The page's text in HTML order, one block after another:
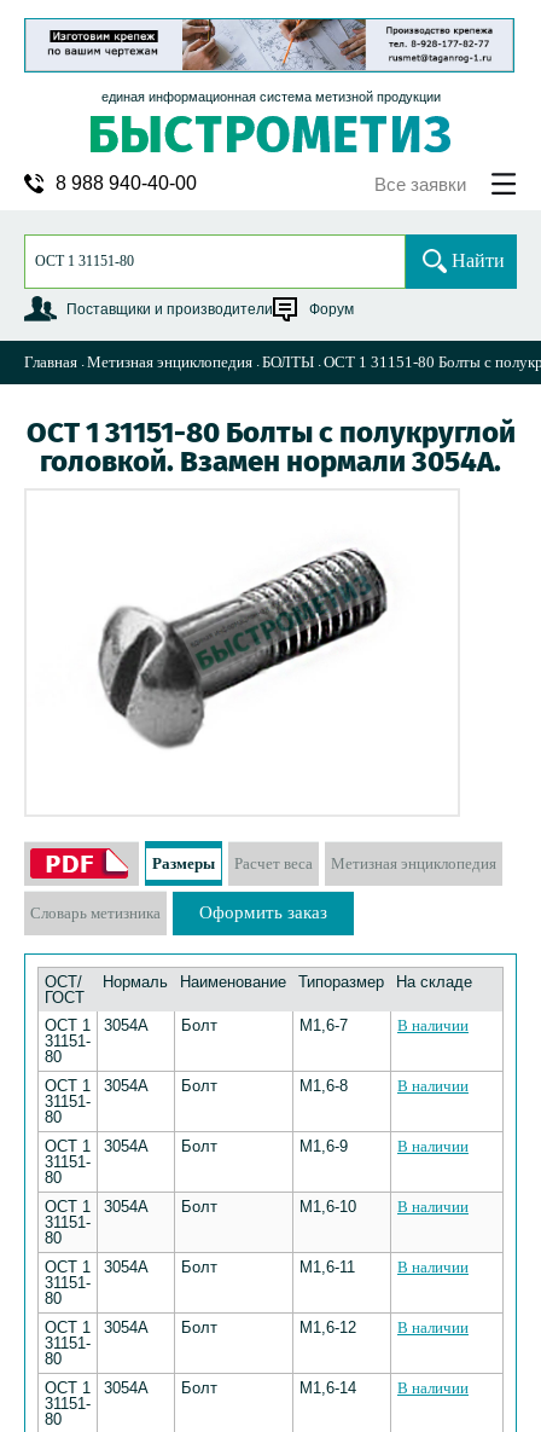
единая информационная система метизной продукции
8 988 940-40-00 Все заявки
Поставщики и производители Форум
Найти
Главная Метизная энциклопедия БОЛТЫ ОСТ 1 31151-80 Болты с
ОСТ 1 31151-80 Болты с полукруглой
головкой. Взамен нормали 3054А.
Размеры Расчет веса Метизная энциклопедия
Словарь метизника Оформить заказ
ОСТ/
ГОСТ
Нормаль Наименование Типоразмер На складе
ОСТ 1
31151-
80
3054А Болт М1,6-7 В наличии
ОСТ 1
31151-
80
3054А Болт М1,6-8 В наличии
ОСТ 1
31151-
80
3054А Болт М1,6-9 В наличии
ОСТ 1
31151-
80
3054А Болт М1,6-10 В наличии
ОСТ 1
31151-
80
3054А Болт М1,6-11 В наличии
ОСТ 1
31151-
80
3054А Болт М1,6-12 В наличии
ОСТ 1
31151-
80
3054А Болт М1,6-14 В наличии